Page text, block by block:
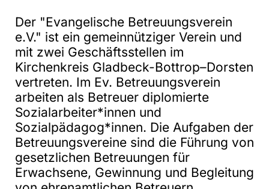
Der "Evangelische Betreuungsverein
e.V." ist ein gemeinnütziger Verein und
mit zwei Geschäftsstellen im
Kirchenkreis Gladbeck-Bottrop–Dorsten
vertreten. Im Ev. Betreuungsverein
arbeiten als Betreuer diplomierte
Sozialarbeiter*innen und
Sozialpädagog*innen. Die Aufgaben der
Betreuungsvereine sind die Führung von
gesetzlichen Betreuungen für
Erwachsene, Gewinnung und Begleitung